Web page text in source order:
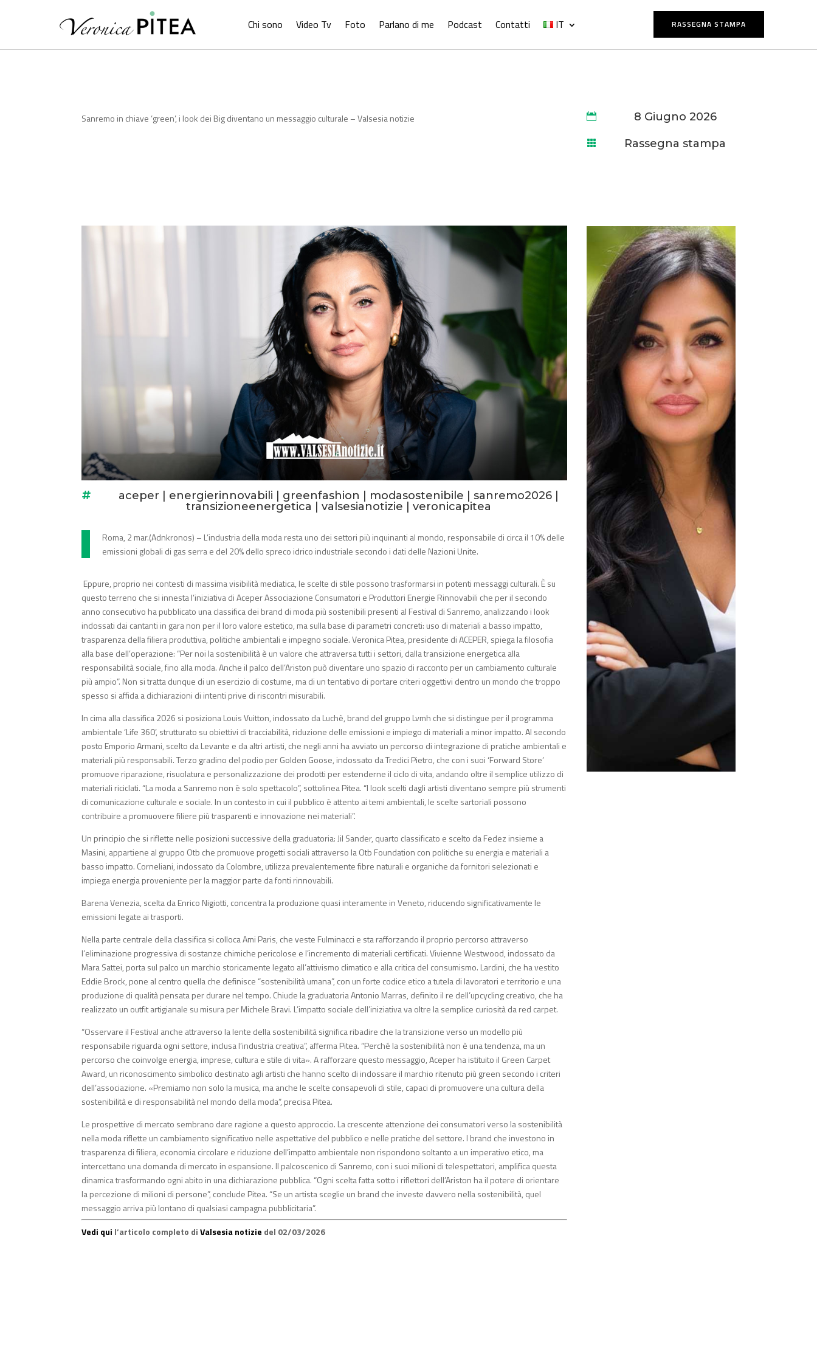
Chi sono Video Tv Foto Parlano di me Podcast Contatti IT RASSEGNA STAMPA
Sanremo in chiave ‘green’, i look dei Big diventano un messaggio culturale – Valsesia notizie  8 Giugno 2026
 Rassegna stampa
 aceper energierinnovabili greenfashion modasostenibile |sanremo2026
transizioneenergetica |valsesianotizie |veronicapitea
Roma, 2 mar.(Adnkronos) – L’industria della moda resta uno dei settori più inquinanti al mondo, responsabile di circa il 10% delle
emissioni globali di gas serra e del 20% dello spreco idrico industriale secondo i dati delle Nazioni Unite.
Eppure, proprio nei contesti di massima visibilità mediatica, le scelte di stile possono trasformarsi in potenti messaggi culturali. È su
questo terreno che si innesta l’iniziativa di Aceper Associazione Consumatori e Produttori Energie Rinnovabili che per il secondo
anno consecutivo ha pubblicato una classifica dei brand di moda più sostenibili presenti al Festival di Sanremo, analizzando i look
indossati dai cantanti in gara non per il loro valore estetico, ma sulla base di parametri concreti: uso di materiali a basso impatto,
trasparenza della filiera produttiva, politiche ambientali e impegno sociale. Veronica Pitea, presidente di ACEPER, spiega la filosofia
alla base dell’operazione: “Per noi la sostenibilità è un valore che attraversa tutti i settori, dalla transizione energetica alla
responsabilità sociale, fino alla moda. Anche il palco dell’Ariston può diventare uno spazio di racconto per un cambiamento culturale
più ampio”. Non si tratta dunque di un esercizio di costume, ma di un tentativo di portare criteri oggettivi dentro un mondo che troppo
spesso si affida a dichiarazioni di intenti prive di riscontri misurabili.
In cima alla classifica 2026 si posiziona Louis Vuitton, indossato da Luchè, brand del gruppo Lvmh che si distingue per il programma
ambientale ‘Life 360’, strutturato su obiettivi di tracciabilità, riduzione delle emissioni e impiego di materiali a minor impatto. Al secondo
posto Emporio Armani, scelto da Levante e da altri artisti, che negli anni ha avviato un percorso di integrazione di pratiche ambientali e
materiali più responsabili. Terzo gradino del podio per Golden Goose, indossato da Tredici Pietro, che con i suoi ‘Forward Store’
promuove riparazione, risuolatura e personalizzazione dei prodotti per estenderne il ciclo di vita, andando oltre il semplice utilizzo di
materiali riciclati. “La moda a Sanremo non è solo spettacolo”, sottolinea Pitea. “I look scelti dagli artisti diventano sempre più strumenti
di comunicazione culturale e sociale. In un contesto in cui il pubblico è attento ai temi ambientali, le scelte sartoriali possono
contribuire a promuovere filiere più trasparenti e innovazione nei materiali”.
Un principio che si riflette nelle posizioni successive della graduatoria: Jil Sander, quarto classificato e scelto da Fedez insieme a
Masini, appartiene al gruppo Otb che promuove progetti sociali attraverso la Otb Foundation con politiche su energia e materiali a
basso impatto. Corneliani, indossato da Colombre, utilizza prevalentemente fibre naturali e organiche da fornitori selezionati e
impiega energia proveniente per la maggior parte da fonti rinnovabili.
Barena Venezia, scelta da Enrico Nigiotti, concentra la produzione quasi interamente in Veneto, riducendo significativamente le
emissioni legate ai trasporti.
Nella parte centrale della classifica si colloca Ami Paris, che veste Fulminacci e sta rafforzando il proprio percorso attraverso
l’eliminazione progressiva di sostanze chimiche pericolose e l’incremento di materiali certificati. Vivienne Westwood, indossato da
Mara Sattei, porta sul palco un marchio storicamente legato all’attivismo climatico e alla critica del consumismo. Lardini, che ha vestito
Eddie Brock, pone al centro quella che definisce “sostenibilità umana”, con un forte codice etico a tutela di lavoratori e territorio e una
produzione di qualità pensata per durare nel tempo. Chiude la graduatoria Antonio Marras, definito il re dell’upcycling creativo, che ha
realizzato un outfit artigianale su misura per Michele Bravi. L’impatto sociale dell’iniziativa va oltre la semplice curiosità da red carpet.
“Osservare il Festival anche attraverso la lente della sostenibilità significa ribadire che la transizione verso un modello più
responsabile riguarda ogni settore, inclusa l’industria creativa”, afferma Pitea. “Perché la sostenibilità non è una tendenza, ma un
percorso che coinvolge energia, imprese, cultura e stile di vita». A rafforzare questo messaggio, Aceper ha istituito il Green Carpet
Award, un riconoscimento simbolico destinato agli artisti che hanno scelto di indossare il marchio ritenuto più green secondo i criteri
dell’associazione. «Premiamo non solo la musica, ma anche le scelte consapevoli di stile, capaci di promuovere una cultura della
sostenibilità e di responsabilità nel mondo della moda”, precisa Pitea.
Le prospettive di mercato sembrano dare ragione a questo approccio. La crescente attenzione dei consumatori verso la sostenibilità
nella moda riflette un cambiamento significativo nelle aspettative del pubblico e nelle pratiche del settore. I brand che investono in
trasparenza di filiera, economia circolare e riduzione dell’impatto ambientale non rispondono soltanto a un imperativo etico, ma
intercettano una domanda di mercato in espansione. Il palcoscenico di Sanremo, con i suoi milioni di telespettatori, amplifica questa
dinamica trasformando ogni abito in una dichiarazione pubblica. “Ogni scelta fatta sotto i riflettori dell’Ariston ha il potere di orientare
la percezione di milioni di persone”, conclude Pitea. “Se un artista sceglie un brand che investe davvero nella sostenibilità, quel
messaggio arriva più lontano di qualsiasi campagna pubblicitaria”.
Vedi qui l’articolo completo diValsesia notizie del 02/03/2026